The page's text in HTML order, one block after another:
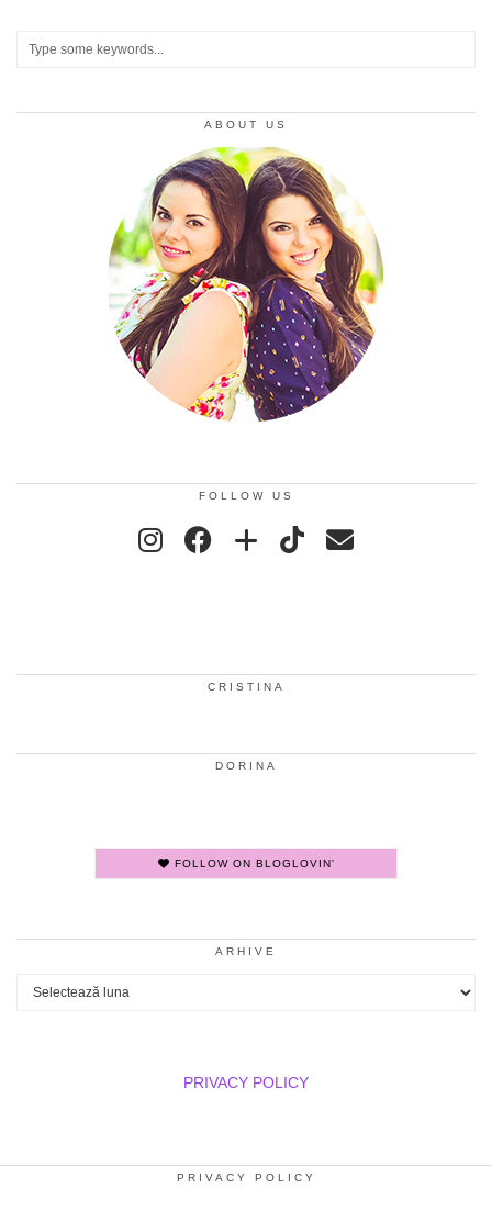
ABOUT US
FOLLOW US
CRISTINA
DORINA
FOLLOW ON BLOGLOVIN'
ARHIVE
Arhive
PRIVACY POLICY
PRIVACY POLICY